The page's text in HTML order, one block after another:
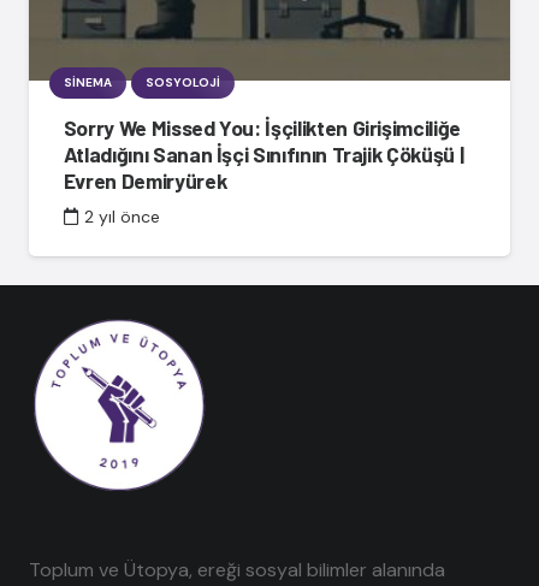
SINEMA SOSYOLOJI
Sorry We Missed You: İşçilikten Girişimciliğe
Atladığını Sanan İşçi Sınıfının Trajik Çöküşü |
Evren Demiryürek
2 yıl önce
Toplum ve Ütopya, ereği sosyal bilimler alanında